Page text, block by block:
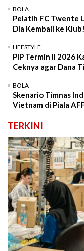
BOLA
Pelatih FC Twente
Dia Kembali ke Klub!
LIFESTYLE
PIP Termin II 2026
Ceknya agar Dana
BOLA
Skenario Timnas
Vietnam di Piala
TERKINI